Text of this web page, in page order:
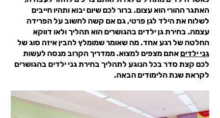
האתגר ההורי הוא עצום. ברור לכם שיום יבוא ותהיו חייבים
לשלוח את הילד לגן פרטי, גם אם קשה לחשוב על הפרידה
עצמה. בחירת גן ילדים בהגושרים הוא תהליך ולאו דווקא
החלטה של רגע אחד. מה שאומר שמומלץ להבין איזה סוג של
גני ילדים אתם מצפים למצוא. ממדריך הקרוב מנסה לעשות
לכם קצת סדר בכל הנוגע לתהליך בחירת גני ילדים בהגושרים
לקראת שנת הלימודים הבאה.